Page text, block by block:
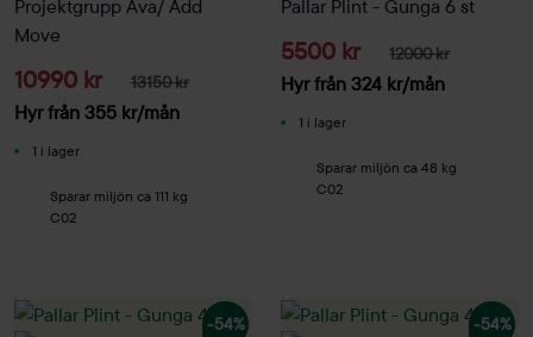
Projektgrupp Ava/ Add
Move
10990 kr 13150 kr
Hyr från 355 kr/mån
1 i lager
Sparar miljön ca 111 kg
C02
Pallar Plint - Gunga 6 st
5500 kr 12000 kr
Hyr från 324 kr/mån
1 i lager
Sparar miljön ca 48 kg
C02
-54% -54%